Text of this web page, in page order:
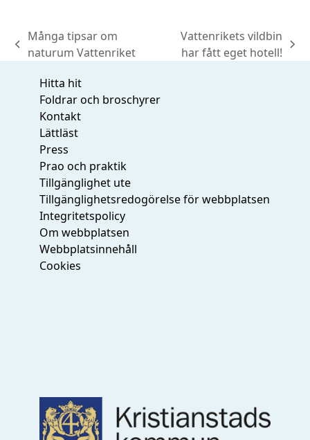
previous
Många tipsar om
naturum Vattenriket
next
Vattenrikets vildbin
har fått eget hotell!
Hitta hit
Foldrar och broschyrer
Kontakt
Lättläst
Press
Prao och praktik
Tillgänglighet ute
Tillgänglighetsredogörelse för webbplatsen
Integritetspolicy
Om webbplatsen
Webbplatsinnehåll
Cookies